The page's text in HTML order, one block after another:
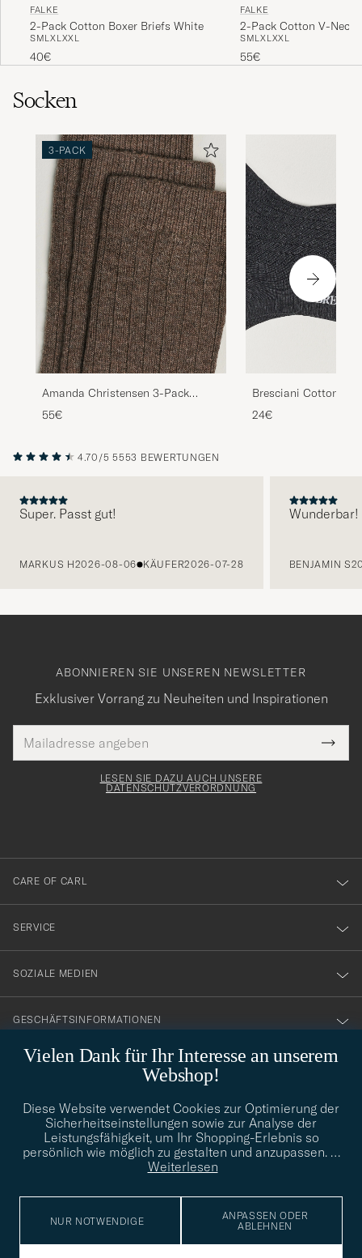
FALKE
2-Pack Cotton Boxer Briefs White
SMLXLXXL
40€
FALKE
2-Pack Cotton V-Neck
White
SMLXLXXL
55€
Socken
3-PACK
Amanda Christensen 3-Pack
Supreme Wool/Cashmere Sock
Brown Melange
55€
Bresciani Cotton
Grey Melange
24€
4.70/5 5553 BEWERTUNGEN
Super. Passt gut!
MARKUS H2026-08-06 KÄUFER2026-07-28
Wunderbar!
BENJAMIN S
Vielen Dank für Ihr Interesse an unserem
Webshop!
Diese Website verwendet Cookies zur Optimierung der
Sicherheitseinstellungen sowie zur Analyse der
Leistungsfähigkeit, um Ihr Shopping-Erlebnis so
persönlich wie möglich zu gestalten und anzupassen. …
Weiterlesen
NUR NOTWENDIGE
ANPASSEN ODER
ABLEHNEN
ABONNIEREN SIE UNSEREN NEWSLETTER
Exklusiver Vorrang zu Neuheiten und Inspirationen
Mail
Adresse
Tack
för
dig
till
vårt
nyhetsbrev!
LESEN SIE DAZU AUCH UNSERE
DATENSCHUTZVERORDNUNG
CARE OF CARL
SERVICE
SOZIALE MEDIEN
GESCHÄFTSINFORMATIONEN
info@careofcarl.de
Benötigen Sie Hilfe bei der Suche nach Ihrem persönlichen Stil?
Wenden Sie sich an uns, wir helfen Ihnen gerne weiter!